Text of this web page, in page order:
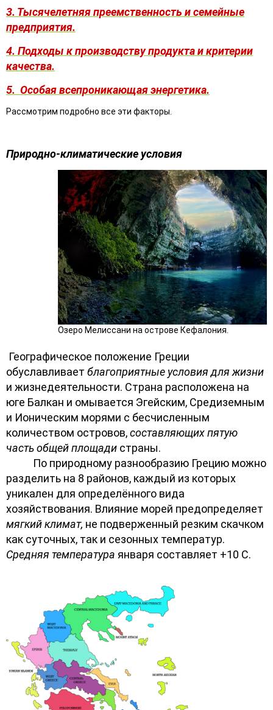
3. Тысячелетняя преемственность и семейные
предприятия.
4. Подходы к производству продукта и критерии
качества.
5. Особая всепроникающая энергетика.
Рассмотрим подробно все эти факторы.
Природно-климатические условия
Озеро Мелиссани на острове Кефалония.
Географическое положение Греции
обуславливает благоприятные условия для жизни
и жизнедеятельности. Страна расположена на
юге Балкан и омывается Эгейским, Средиземным
и Ионическим морями с бесчисленным
количеством островов,составляющих пятую
часть общей площади страны.
По природному разнообразию Грецию можно
разделить на 8 районов, каждый из которых
уникален для определённого вида
хозяйствования. Влияние морей предопределяет
мягкий климат, не подверженный резким скачком
как суточных, так и сезонных температур.
Средняя температура января составляет +10 С.